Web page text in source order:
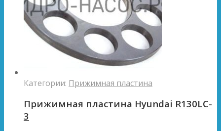
Категории: Прижимная пластина
Прижимная пластина Hyundai R130LC-
3